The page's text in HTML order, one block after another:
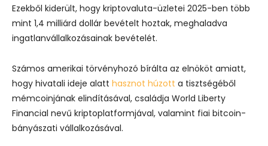
Ezekből kiderült, hogy kriptovaluta-üzletei 2025-ben több
mint 1,4 milliárd dollár bevételt hoztak, meghaladva
ingatlanvállalkozásainak bevételét.
Számos amerikai törvényhozó bírálta az elnököt amiatt,
hogy hivatali ideje alatt hasznot húzott a tisztségéből
mémcoinjának elindításával, családja World Liberty
Financial nevű kriptoplatformjával, valamint fiai bitcoin-
bányászati vállalkozásával.